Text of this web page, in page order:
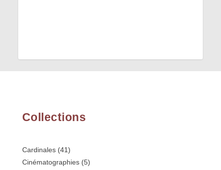
Collections
Cardinales(41)
Cinématographies(5)